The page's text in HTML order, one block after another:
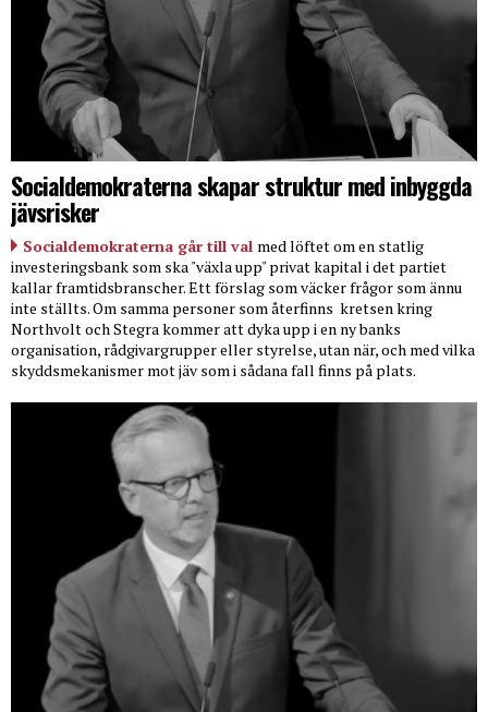
Socialdemokraterna skapar struktur med inbyggda
jävsrisker
Socialdemokraterna går till val med löftet om en statlig
investeringsbank som ska "växla upp" privat kapital i det partiet
kallar framtidsbranscher. Ett förslag som väcker frågor som ännu
inte ställts. Om samma personer som återfinns kretsen kring
Northvolt och Stegra kommer att dyka upp i en ny banks
organisation, rådgivargrupper eller styrelse, utan när, och med vilka
skyddsmekanismer mot jäv som i sådana fall finns på plats.